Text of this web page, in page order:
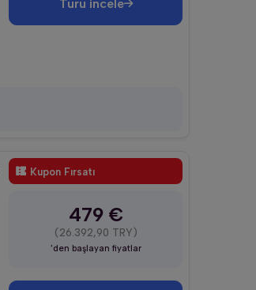
Turu incele
Kupon Fırsatı
479 €
(26.392,90 TRY)
'den başlayan fiyatlar